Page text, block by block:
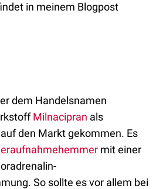
in meinem Blogpost
dem Handelsnamen
Milnacipran als
den Markt gekommen. Es
mit einer
So sollte es vor allem bei